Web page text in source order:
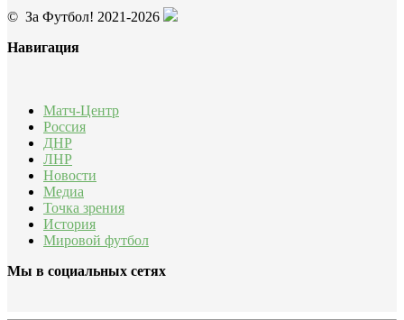
© За Футбол! 2021-2026
Навигация
Матч-Центр
Россия
ДНР
ЛНР
Новости
Медиа
Точка зрения
История
Мировой футбол
Мы в социальных сетях